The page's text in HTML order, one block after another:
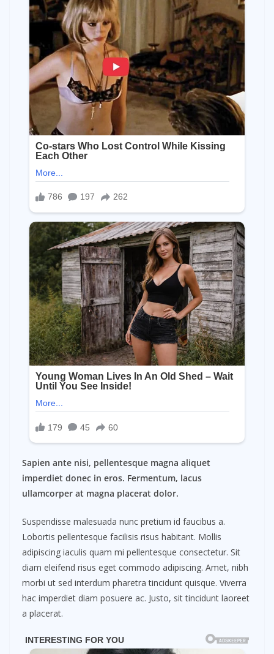
Sapien ante nisi, pellentesque magna aliquet
imperdiet donec in eros. Fermentum, lacus
ullamcorper at magna placerat dolor.
Suspendisse malesuada nunc pretium id faucibus a.
Lobortis pellentesque facilisis risus habitant. Mollis
adipiscing iaculis quam mi pellentesque consectetur. Sit
diam eleifend risus eget commodo adipiscing. Amet, nibh
morbi ut sed interdum pharetra tincidunt quisque. Viverra
hac imperdiet diam posuere ac. Justo, sit tincidunt laoreet
a placerat.